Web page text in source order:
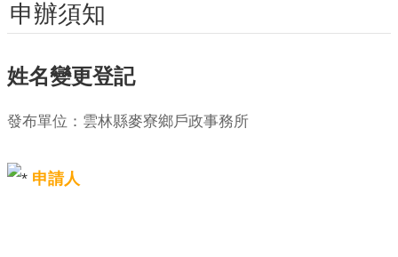
關
介
民
申辦須知
姓名變更登記
發布單位：雲林縣麥寮鄉戶政事務所
申請人